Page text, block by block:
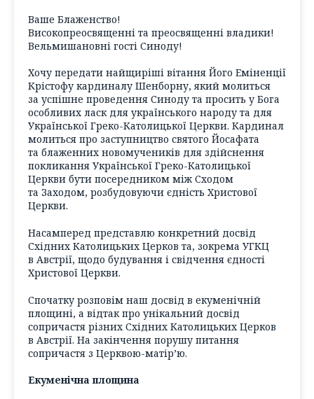
Ваше Блаженство!
Високопреосвященні та преосвященні владики!
Вельмишановні гості Синоду!
Хочу передати найщиріші вітання Його Еміненції
Крістофу кардиналу Шенборну, який молиться
за успішне проведення Синоду та просить у Бога
особливих ласк для українського народу та для
Української Греко-Католицької Церкви. Кардинал
молиться про заступництво святого Йосафата
та блаженних новомучеників для здійснення
покликання Української Греко-Католицької
Церкви бути посередником між Сходом
та Заходом, розбудовуючи єдність Христової
Церкви.
Насамперед представлю конкретний досвід
Східних Католицьких Церков та, зокрема УГКЦ
в Австрії, щодо будування і свідчення єдності
Христової Церкви.
Спочатку розповім наш досвід в екуменічній
площині, а відтак про унікальний досвід
сопричастя різних Східних Католицьких Церков
в Австрії. На закінчення порушу питання
сопричастя з Церквою-матір’ю.
Екуменічна площина